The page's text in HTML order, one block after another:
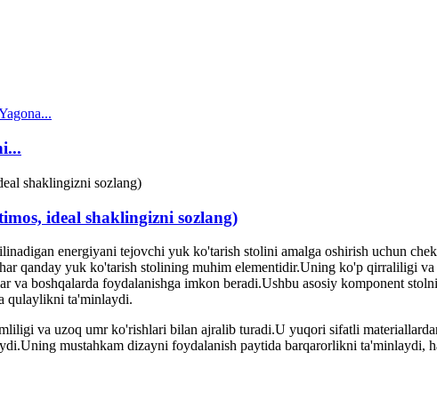
ideal shaklingizni sozlang)
energiyani tejovchi yuk ko'tarish stolini amalga oshirish uchun
qanday yuk ko'tarish stolining muhim elementidir.Uning ko'p qirraliligi
va boshqalarda foydalanishga imkon beradi.Ushbu asosiy komponent
qulaylikni ta'minlaydi.
va uzoq umr ko'rishlari bilan ajralib turadi.U yuqori sifatli
mustahkam dizayni foydalanish paytida barqarorlikni